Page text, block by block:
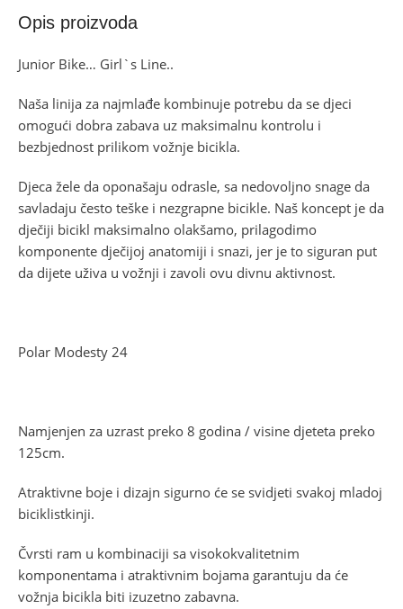
Opis proizvoda
Junior Bike… Girl`s Line..
Naša linija za najmlađe kombinuje potrebu da se djeci
omogući dobra zabava uz maksimalnu kontrolu i
bezbjednost prilikom vožnje bicikla.
Djeca žele da oponašaju odrasle, sa nedovoljno snage da
savladaju često teške i nezgrapne bicikle. Naš koncept je da
dječiji bicikl maksimalno olakšamo, prilagodimo
komponente dječijoj anatomiji i snazi, jer je to siguran put
da dijete uživa u vožnji i zavoli ovu divnu aktivnost.
Polar Modesty 24
Namjenjen za uzrast preko 8 godina / visine djeteta preko
125cm.
Atraktivne boje i dizajn sigurno će se svidjeti svakoj mladoj
biciklistkinji.
Čvrsti ram u kombinaciji sa visokokvalitetnim
komponentama i atraktivnim bojama garantuju da će
vožnja bicikla biti izuzetno zabavna.